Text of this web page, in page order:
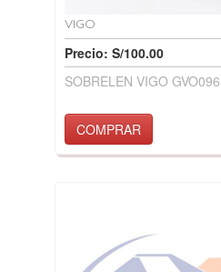
VIGO
Precio: S/100.00
SOBRELEN VIGO
COMPRAR